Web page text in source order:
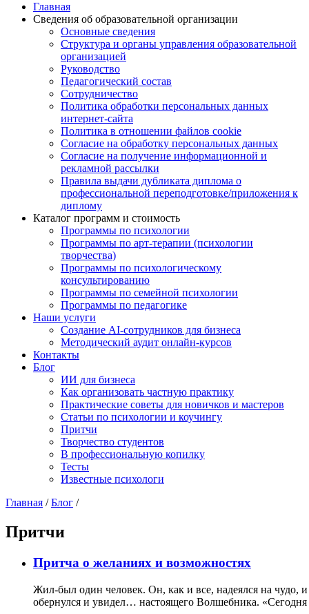
Главная
Сведения об образовательной организации
Основные сведения
Структура и органы управления образовательной
организацией
Руководство
Педагогический состав
Сотрудничество
Политика обработки персональных данных
интернет-сайта
Политика в отношении файлов cookie
Согласие на обработку персональных данных
Согласие на получение информационной и
рекламной рассылки
Правила выдачи дубликата диплома о
профессиональной переподготовке/приложения к
диплому
Каталог программ и стоимость
Программы по психологии
Программы по арт-терапии (психологии
творчества)
Программы по психологическому
консультированию
Программы по семейной психологии
Программы по педагогике
Наши услуги
Создание AI-сотрудников для бизнеса
Методический аудит онлайн-курсов
Контакты
Блог
ИИ для бизнеса
Как организовать частную практику
Практические советы для новичков и мастеров
Статьи по психологии и коучингу
Притчи
Творчество студентов
В профессиональную копилку
Тесты
Известные психологи
Главная /Блог /
Притчи
Притча о желаниях и возможностях
Жил-был один человек. Он, как и все, надеялся на
обернулся и увидел… настоящего Волшебника.